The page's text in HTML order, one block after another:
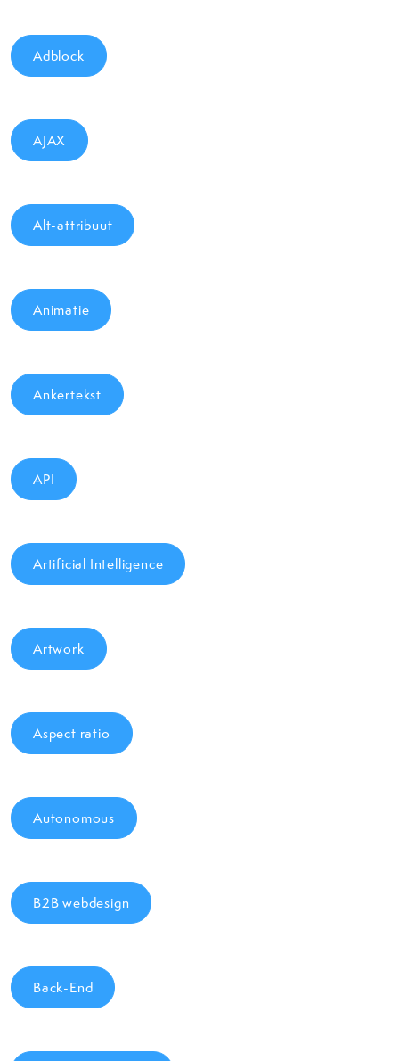
Adblock
AJAX
Alt-attribuut
Animatie
Ankertekst
API
Artificial Intelligence
Artwork
Aspect ratio
Autonomous
B2B webdesign
Back-End